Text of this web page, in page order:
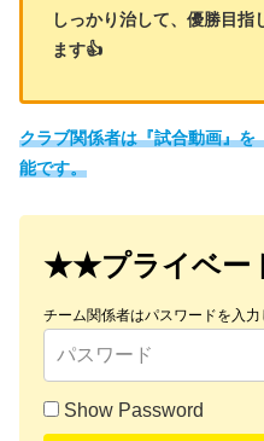
しっかり治して、優勝目指
ます👍
クラブ関係者は『試合動画』
能です。
★★プライベー
チーム関係者はパスワードを入力
Show Password